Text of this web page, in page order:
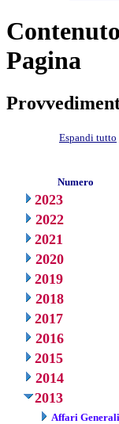
Pagina
Espandi tutto
Numero
2023
2022
2021
2020
2019
2018
2017
2016
2015
2014
2013
Affari